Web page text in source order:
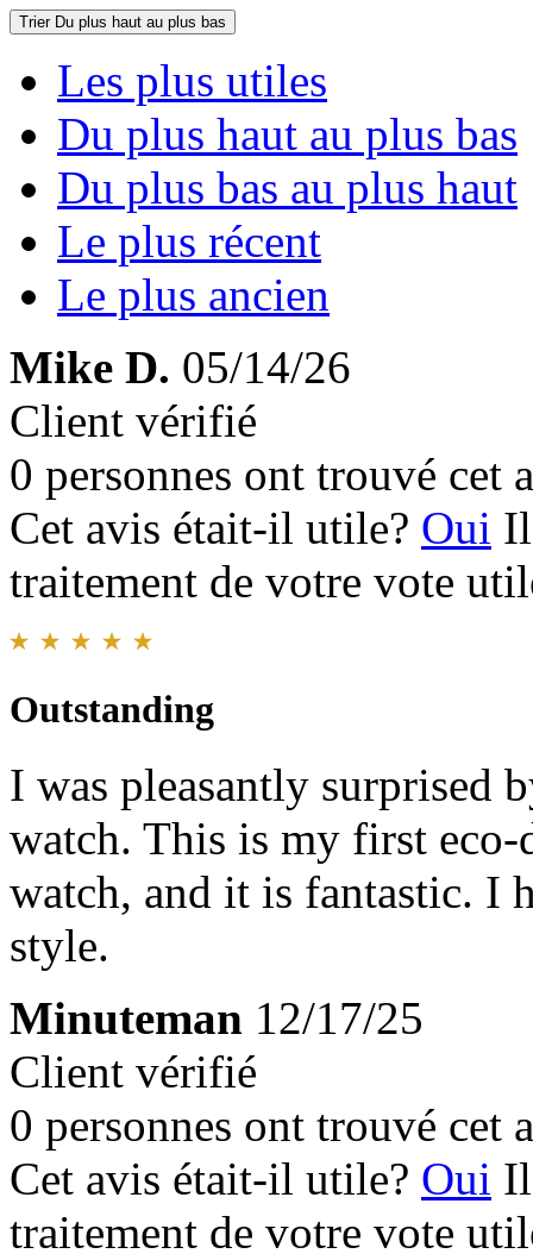
Trier Du plus haut au plus bas
Les plus utiles
Du plus haut au plus bas
Du plus bas au plus haut
Le plus récent
Le plus ancien
Mike D. 05/14/26
Client vérifié
0 personnes ont trouvé cet
Cet avis était-il utile? Oui
traitement de votre vote
Outstanding
I was pleasantly surprised
watch. This is my first
watch, and it is fantastic. I
style.
Minuteman 12/17/25
Client vérifié
0 personnes ont trouvé cet
Cet avis était-il utile? Oui
traitement de votre vote